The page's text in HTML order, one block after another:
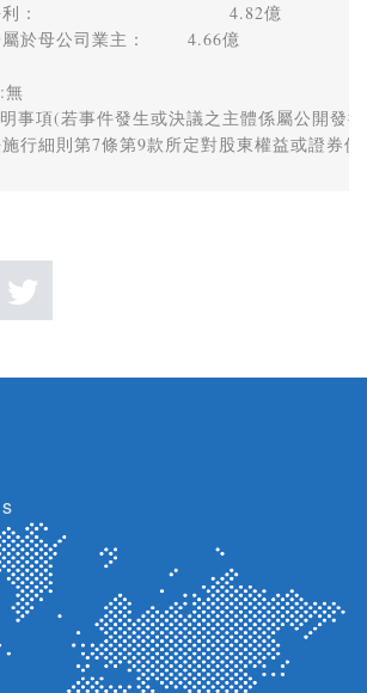
利：                                4.82億
於母公司業主：       4.66億
事項(若事件發生或決議之主體係屬公開發